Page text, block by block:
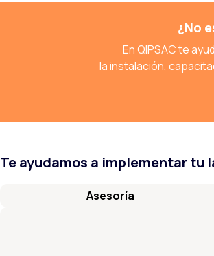
¿No
En QIPSAC te
la instalación,
Te ayudamos a implementar
Asesoría